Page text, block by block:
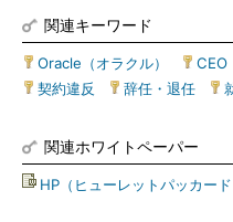
関連キーワード
Oracle（オラクル） CEO
契約違反
辞任・退任
関連ホワイトペーパー
HP（ヒューレットパッカード